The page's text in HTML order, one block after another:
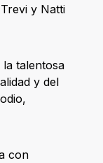
y Natti
talentosa
y del
con